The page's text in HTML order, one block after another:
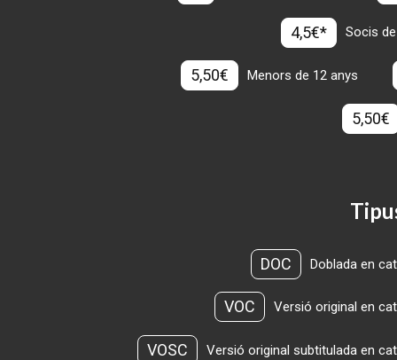
4,5€* Socis
5,50€ Menors de 12 anys
5,50€
DOC Doblada en
VOC Versió original en
VOSC Versió original subtitulada en